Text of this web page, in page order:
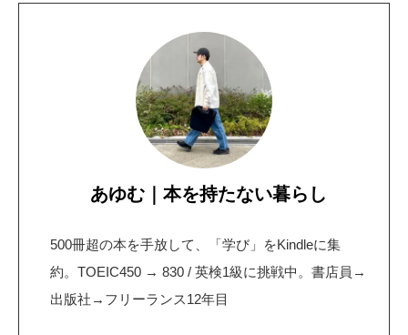
あゆむ｜本を持たない暮らし
500冊超の本を手放して、「学び」をKindleに集
約。TOEIC450 → 830 / 英検1級に挑戦中。書店員→
出版社→フリーランス12年目